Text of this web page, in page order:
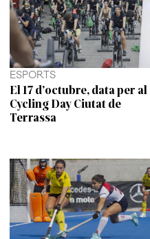
ESPORTS
El 17 d’octubre, data per al
Cycling Day Ciutat de
Terrassa